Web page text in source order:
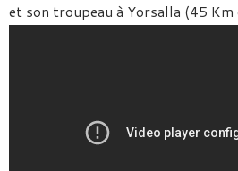
et son troupeau à Yorsalla (45